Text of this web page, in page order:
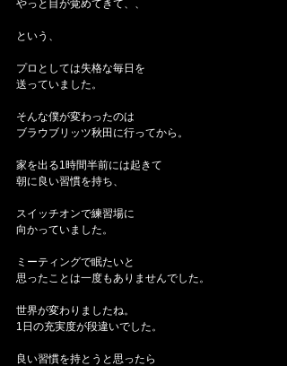
やっと目が覚めてきて、、
という、
プロとしては失格な毎日を
送っていました。
そんな僕が変わったのは
ブラウブリッツ秋田に行ってから。
家を出る1時間半前には起きて
朝に良い習慣を持ち、
スイッチオンで練習場に
向かっていました。
ミーティングで眠たいと
思ったことは一度もありませんでした。
世界が変わりましたね。
1日の充実度が段違いでした。
良い習慣を持とうと思ったら